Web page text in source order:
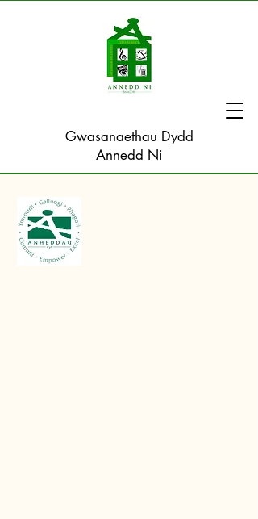
Gwasanaethau Dydd
Annedd Ni